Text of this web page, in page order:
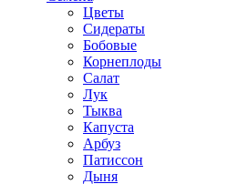
Цветы
Сидераты
Бобовые
Корнеплоды
Салат
Лук
Тыква
Капуста
Арбуз
Патиссон
Дыня